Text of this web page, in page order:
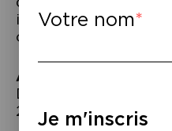
inconnue, croisée
canal, que va se
À lire
David Lopez,
2026
Votre nom
Je m'inscris